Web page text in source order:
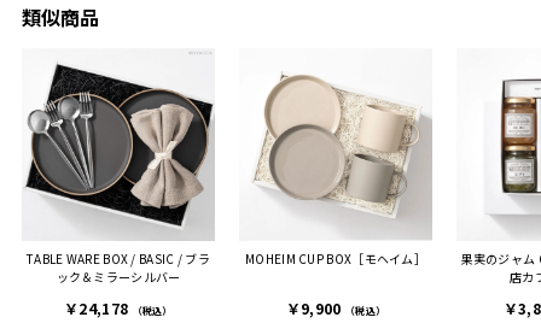
ちらも大変気に入ったと写
った時は、HYACCAギフト
を選んでよかったし他の友
人にもお勧めしたいと感じ
ました。
また、こちら不注意でメー
ルアドレスを誤って入力し
登録してログインできなく
困った際にも、迅速に回答
連絡があり大変助かりまし
た。
す。
類似商品
TABLE WARE BOX / BASIC / ブラ
ック＆ミラーシルバー
￥24,178 （税込）
MOHEIM CUP BOX［モヘイム］
￥9,900 （税込）
果実のジャム
店カ
￥